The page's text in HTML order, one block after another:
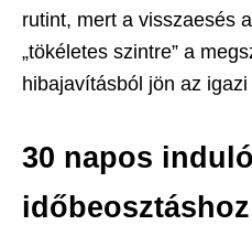
rutint, mert a visszaesés
„tökéletes szintre” a
hibajavításból jön az
30 napos
időbeosztáshoz